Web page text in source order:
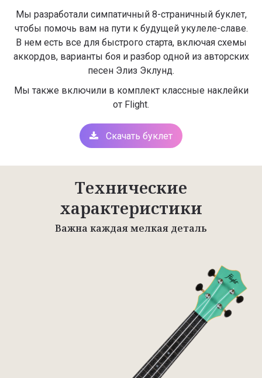
Мы разработали симпатичный 8-страничный буклет,
чтобы помочь вам на пути к будущей укулеле-славе.
В нем есть все для быстрого старта, включая схемы
аккордов, варианты боя и разбор одной из авторских
песен Элиз Эклунд.
Мы также включили в комплект классные наклейки
от Flight.
Скачать буклет
Технические
характеристики
Важна каждая мелкая деталь